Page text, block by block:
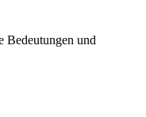
Bedeutungen und